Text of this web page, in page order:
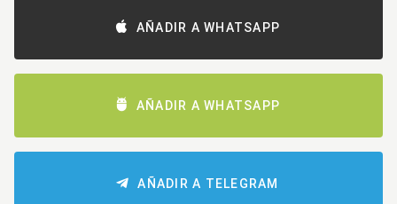
AÑADIR A WHATSAPP
AÑADIR A WHATSAPP
AÑADIR A TELEGRAM